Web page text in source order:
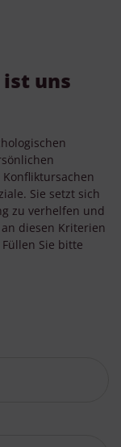
uns
Sie setzt sich
zu verhelfen und
diesen Kriterien
Sie bitte